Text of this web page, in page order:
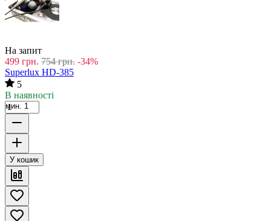
На запит
499 грн. 754 грн. -34%
Superlux HD-385
5
В наявності
мин. 1
У кошик